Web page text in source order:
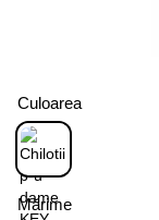
Culoarea
Mărime